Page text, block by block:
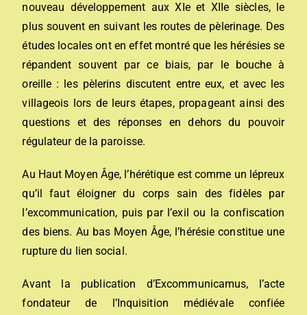
nouveau développement aux XIe et XIIe siècles, le
plus souvent en suivant les routes de pèlerinage. Des
études locales ont en effet montré que les hérésies se
répandent souvent par ce biais, par le bouche à
oreille : les pèlerins discutent entre eux, et avec les
villageois lors de leurs étapes, propageant ainsi des
questions et des réponses en dehors du pouvoir
régulateur de la paroisse.
Au Haut Moyen Âge, l’hérétique est comme un lépreux
qu’il faut éloigner du corps sain des fidèles par
l’excommunication, puis par l’exil ou la confiscation
des biens. Au bas Moyen Âge, l’hérésie constitue une
rupture du lien social.
Avant la publication d’Excommunicamus, l’acte
fondateur de l’Inquisition médiévale confiée